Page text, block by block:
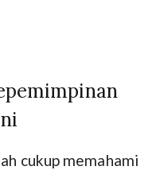
cukup memahami